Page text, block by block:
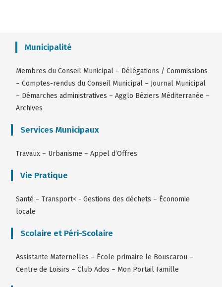
Municipalité
Membres du Conseil Municipal – Délégations / Commissions
–Comptes-rendus du Conseil Municipal – Journal Municipal
– Démarches administratives –Agglo Béziers Méditerranée –
Archives
Services Municipaux
Travaux – Urbanisme –Appel d’Offres
Vie Pratique
Santé –Transport< -Gestions des déchets – Économie
locale
Scolaire et Péri-Scolaire
Assistante Maternelles – École primaire le Bouscarou –
Centre de Loisirs –Club Ados – Mon Portail Famille